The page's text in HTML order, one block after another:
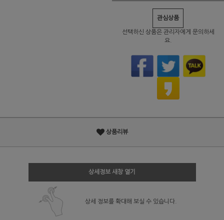
관심상품
선택하신 상품은 관리자에게 문의하세
요.
상품리뷰
상세정보 새창 열기
상세 정보를 확대해 보실 수 있습니다.